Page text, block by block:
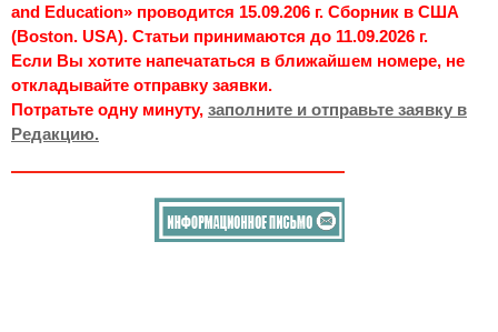
and Education» проводится 15.09.206 г. Сборник в США
(Boston. USA). Статьи принимаются до 11.09.2026 г.
Если Вы хотите напечататься в ближайшем номере, не
откладывайте отправку заявки.
Потратьте одну минуту, заполните и отправьте заявку в
Редакцию.